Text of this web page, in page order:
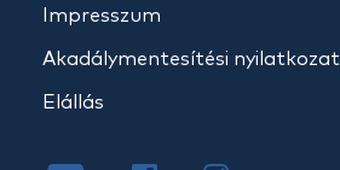
Impresszum
Akadálymentesítési nyilatkozat
Elállás